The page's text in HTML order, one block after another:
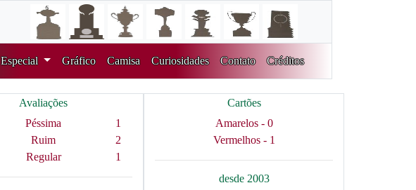
Especial Gráfico Camisa Curiosidades Contato Créditos
Avaliações
Péssima
1
Ruim
2
Regular 1
Cartões
Amarelos - 0
Vermelhos - 1
desde 2003